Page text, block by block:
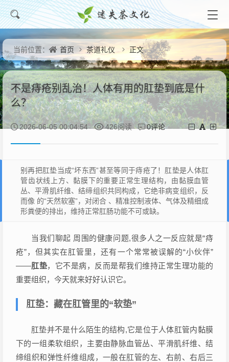
当前位置： 首页 茶道礼仪 正文
不是痔疮别乱治！人体有用的肛垫到底是什
么？
2026-06-05 00:04:54 426阅读 0评论
别再把肛垫当成“坏东西”甚至等同于痔疮了！肛垫是人体肛
管齿状线上方、黏膜下的重要正常生理结构，由黏膜血管
丛、平滑肌纤维、结缔组织共同构成，它绝非病变组织，反
而像 的“天然软塞”，对闭合 、精准控制液体、气体及精细成
形粪便的排出，维持正常肛肠功能不可或缺。
当我们聊起 周围的健康问题,很多人之一反应就是“痔
疮”，但其实在肛管里，还有一个常常被误解的“小伙伴”
——肛垫，它不是病，反而是帮我们维持正常生理功能的
重要组织，今天就来好好认识它。
肛垫：藏在肛管里的“软垫”
肛垫并不是什么陌生的结构,它是位于人体肛管内黏膜
下的一组柔软组织，主要由静脉血管丛、平滑肌纤维、结
缔组织和弹性纤维组成，一般在肛管的左、右前、右后三